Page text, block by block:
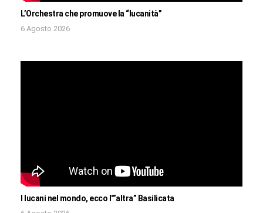
L’Orchestra che promuove la “lucanità”
6 Agosto 2026
I lucani nel mondo, ecco l'”altra” Basilicata